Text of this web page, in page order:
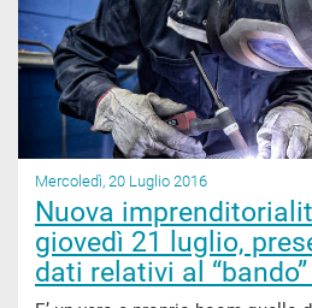
Mercoledì, 20 Luglio 2016
Nuova
giovedì 21 luglio,
dati relativi al